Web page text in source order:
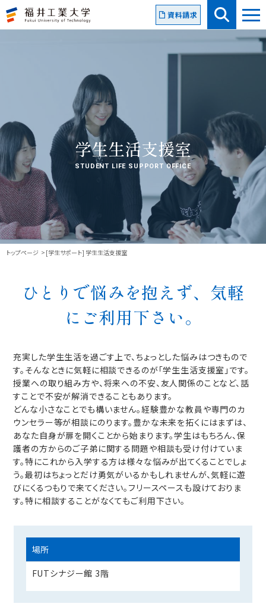
資料請求
学生生活支援室
STUDENT LIFE SUPPORT OFFICE
トップページ [学生サポート] 学生生活支援室
ひとりで悩みを抱えず、気軽
にご利用下さい。
充実した学生生活を過ごす上で、ちょっとした悩みはつきもので
す。そんなときに気軽に相談できるのが「学生生活支援室」です。
授業への取り組み方や、将来への不安、友人関係のことなど、話
すことで不安が解消できることもあります。
どんな小さなことでも構いません。経験豊かな教員や専門のカ
ウンセラー等が相談にのります。豊かな未来を拓くにはまずは、
あなた自身が扉を開くことから始まります。学生はもちろん、保
護者の方からのご子弟に関する問題や相談も受け付けていま
す。特にこれから入学する方は様々な悩みが出てくることでしょ
う。最初はちょっとだけ勇気がいるかもしれませんが、気軽に遊
びにくるつもりで来てください。フリースペースも設けておりま
す。特に相談することがなくてもご利用下さい。
場所
FUTシナジー館 3階